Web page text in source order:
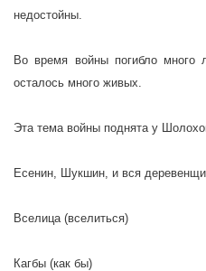
недостойны.
Во время войны погибло
осталось много живых.
Эта тема войны поднята у
Есенин, Шукшин, и вся
Вселица (вселиться)
Кагбы (как бы)